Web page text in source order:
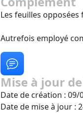
Les feuilles
Autrefois employé
Mise à jour
Date de création : 09/
Date de mise à jour :